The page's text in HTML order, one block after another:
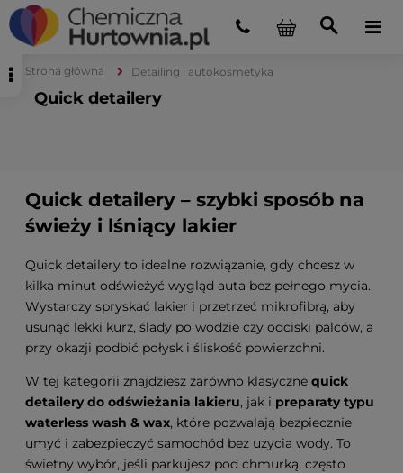
Strona główna Detailing i autokosmetyka
Quick detailery
Quick detailery – szybki sposób na
świeży i lśniący lakier
Quick detailery to idealne rozwiązanie, gdy chcesz w
kilka minut odświeżyć wygląd auta bez pełnego mycia.
Wystarczy spryskać lakier i przetrzeć mikrofibrą, aby
usunąć lekki kurz, ślady po wodzie czy odciski palców, a
przy okazji podbić połysk i śliskość powierzchni.
W tej kategorii znajdziesz zarówno klasyczne quick
detailery do odświeżania lakieru, jak i preparaty typu
waterless wash & wax, które pozwalają bezpiecznie
umyć i zabezpieczyć samochód bez użycia wody. To
świetny wybór, jeśli parkujesz pod chmurką, często